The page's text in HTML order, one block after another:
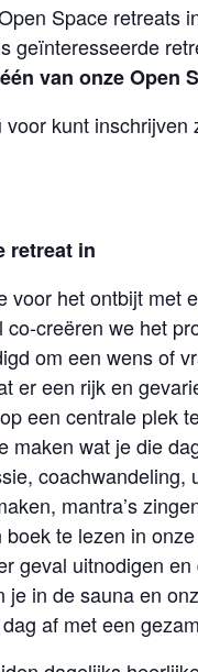
Space
geïnteresseerde
van onze Open
kunt inschrijven
retreat in
voor het ontbijt met
creëren we het
om een wens of
er een rijk en
een centrale plek
maken wat je die
mantra’s
te lezen in
geval uitnodigen
je in de sauna en
af met een